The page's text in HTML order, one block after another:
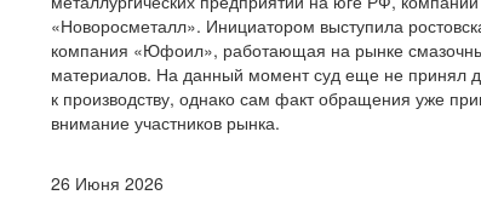
«Новоросметалл». Инициатором выступила
компания «Юфоил», работающая на рынке
материалов. На данный момент суд еще не принял
к производству, однако сам факт обращения уже
внимание участников рынка.
26 Июня 2026